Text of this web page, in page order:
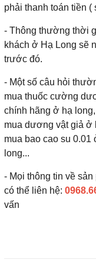
phải thanh toán tiền (
- Thông thường thời
khách ở Hạ Long sẽ
trước đó.
- Một số câu hỏi
mua thuốc cường
chính hãng ở hạ
mua dương vật giả ở
mua bao cao su
long...
- Mọi thông tin về
có thể liên hệ:
vấn